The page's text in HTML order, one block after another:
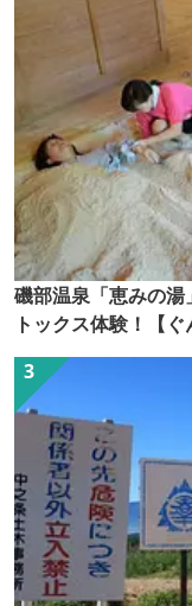
磯部温泉「恵みの
トックス体験！【